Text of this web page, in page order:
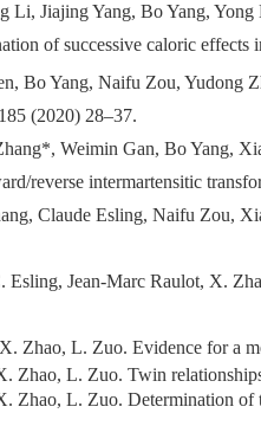
Li, Jiajing Yang, Bo Yang,
of successive caloric
Bo Yang, Naifu Zou, Yudong
(2020) 28–37.
Weimin Gan, Bo Yang,
reverse intermartensitic
Claude Esling, Naifu Zou,
Esling, Jean-Marc Raulot, X.
Zhao, L. Zuo. Evidence for a
Zhao, L. Zuo. Twin
Zhao, L. Zuo. Determination of